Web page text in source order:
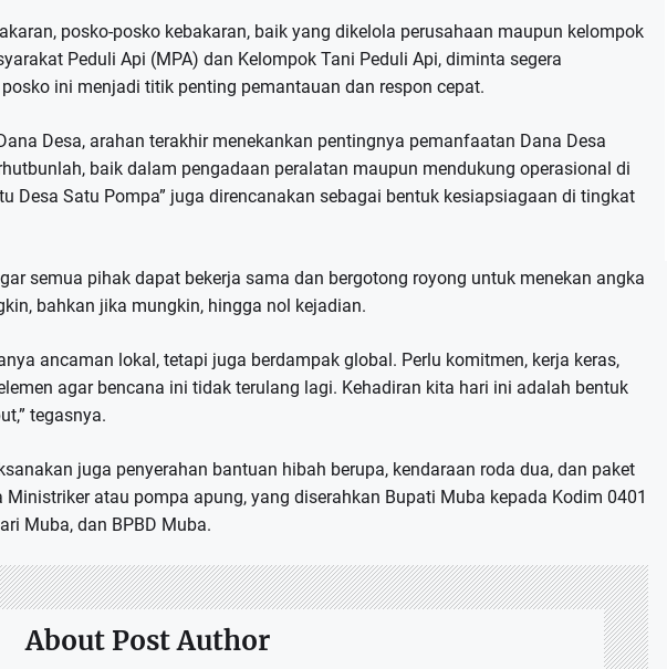
posko-posko kebakaran, baik yang dikelola perusahaan maupun kelompok
Peduli Api (MPA) dan Kelompok Tani Peduli Api, diminta segera
ini menjadi titik penting pemantauan dan respon cepat.
Desa, arahan terakhir menekankan pentingnya pemanfaatan Dana Desa
baik dalam pengadaan peralatan maupun mendukung operasional di
Desa Satu Pompa” juga direncanakan sebagai bentuk kesiapsiagaan di tingkat
semua pihak dapat bekerja sama dan bergotong royong untuk menekan angka
bahkan jika mungkin, hingga nol kejadian.
ancaman lokal, tetapi juga berdampak global. Perlu komitmen, kerja keras,
agar bencana ini tidak terulang lagi. Kehadiran kita hari ini adalah bentuk
tegasnya.
juga penyerahan bantuan hibah berupa, kendaraan roda dua, dan paket
Ministriker atau pompa apung, yang diserahkan Bupati Muba kepada Kodim 0401
Muba, dan BPBD Muba.
About Post Author